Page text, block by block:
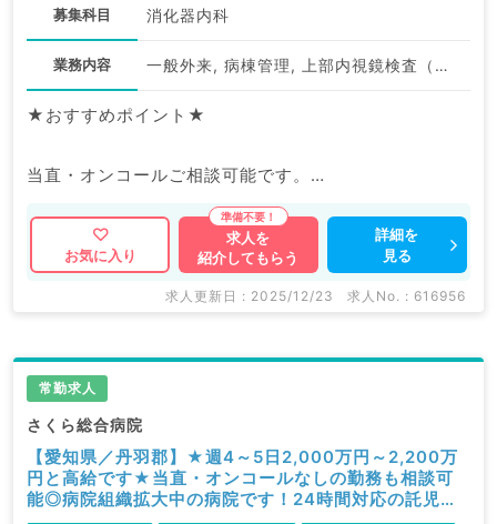
募集科目 消化器内科
業務内容 一般外来, 病棟管理, 上部内視鏡検査（ＧＦ）, 下部内視鏡検査（ＣＦ）, その他
★おすすめポイント★
当直・オンコールご相談可能です。
24時間対応の託児所あり◎小さなお子様がいらっしゃ
る先生も安心です♪
マイナビDOCTORでは病院やクリニックなどの医療機
掲載情報以外にも産業医等の企業系求人も多数扱ってい
ます。
求人内容の詳細等はお気軽にお問合せ下さい。
お気に入り
求人を
紹介してもらう
詳細を
見る
求人更新日 : 2025/12/23 求人No. : 616956
常勤求人
さくら総合病院
【愛知県／丹羽郡】★週4～5日2,000万円～2,200万
円と高給です★当直・オンコールなしの勤務も相談可
能◎病院組織拡大中の病院です！24時間対応の託児所